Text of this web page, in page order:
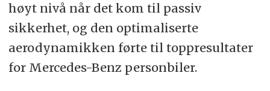
høyt nivå når det kom til passiv
sikkerhet, og den optimaliserte
aerodynamikken førte til toppresultater
for Mercedes-Benz personbiler.